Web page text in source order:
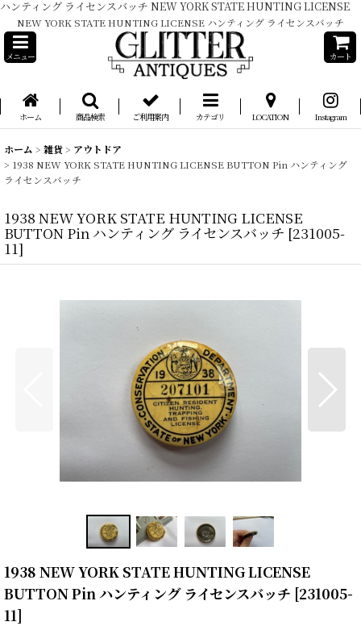
ハンティング ライセンスバッチ NEW YORK STATE HUNTING LICENSE
NEW YORK STATE HUNTING LICENSE ハンティング ライセンスバッチ
メニュー カート
ホーム 商品検索 ご利用案内 カテゴリ LOCATION Instagram
ホーム > 雑貨> アウトドア
> 1938 NEW YORK STATE HUNTING LICENSE BUTTON Pin ハンティング
ライセンスバッチ
1938 NEW YORK STATE HUNTING LICENSE
BUTTON Pin ハンティング ライセンスバッチ [231005-
11]
1938 NEW YORK STATE HUNTING LICENSE
BUTTON Pin ハンティング ライセンスバッチ [231005-
11]